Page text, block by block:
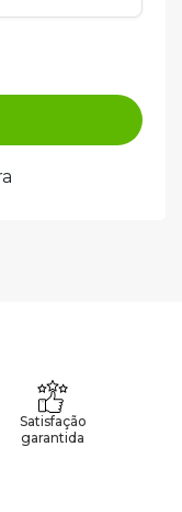
Satisfação
garantida